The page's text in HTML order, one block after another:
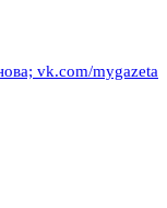
vk.com/mygazeta